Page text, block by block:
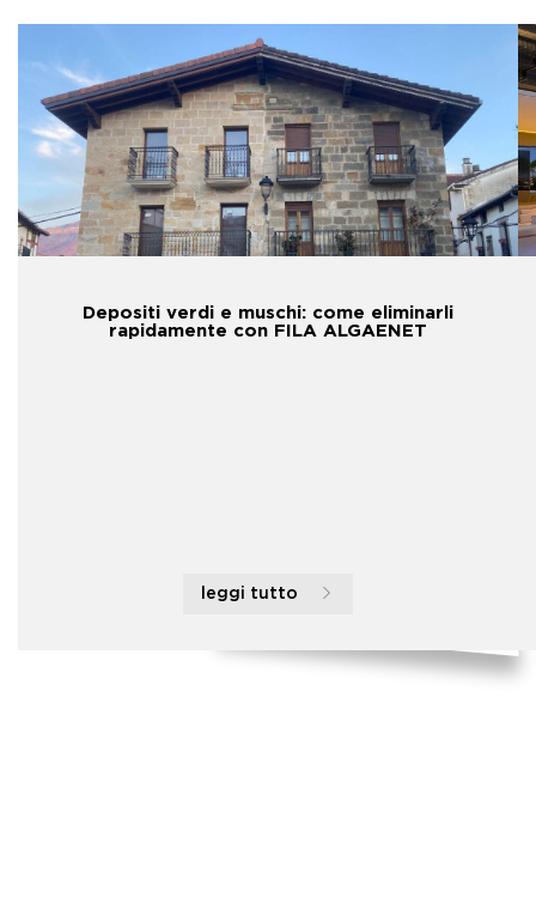
Depositi verdi e muschi: come eliminarli
rapidamente con FILA ALGAENET
leggi tutto